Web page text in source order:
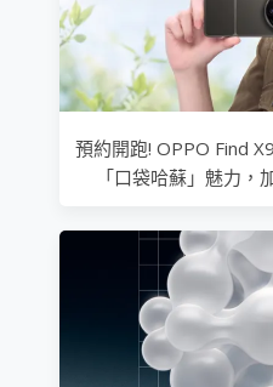
預約開跑! OPPO Find
「口袋哈蘇」魅力，